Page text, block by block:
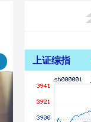
上证综指